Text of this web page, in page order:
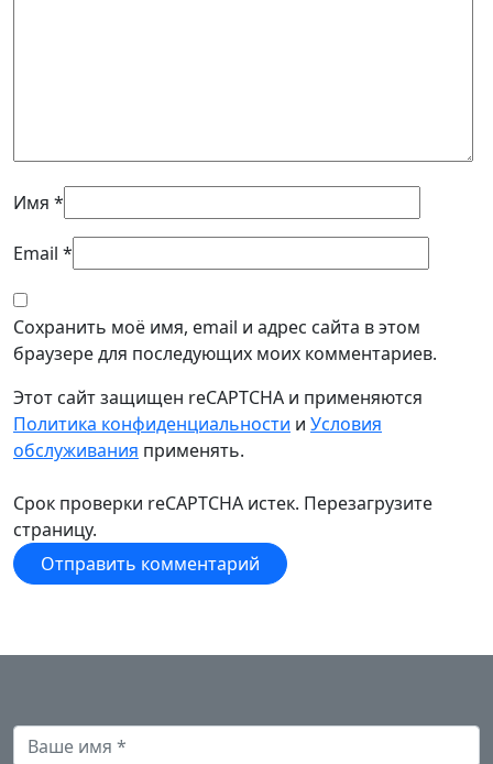
Имя *
Email *
Сохранить моё имя, email и адрес сайта в этом
браузере для последующих моих комментариев.
Этот сайт защищен reCAPTCHA и применяются
Политика конфиденциальности и Условия
обслуживания применять.
Срок проверки reCAPTCHA истек. Перезагрузите
страницу.